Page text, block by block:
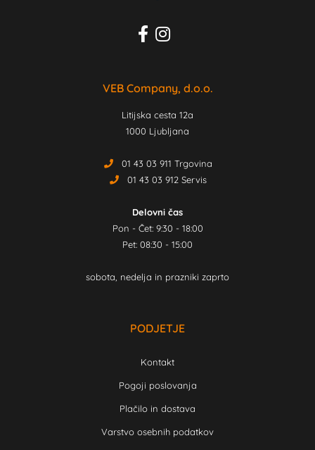
VEB Company, d.o.o.
Litijska cesta 12a
1000 Ljubljana
01 43 03 911 Trgovina
01 43 03 912 Servis
Delovni čas
Pon - Čet: 9:30 - 18:00
Pet: 08:30 - 15:00
sobota, nedelja in prazniki zaprto
PODJETJE
Kontakt
Pogoji poslovanja
Plačilo in dostava
Varstvo osebnih podatkov